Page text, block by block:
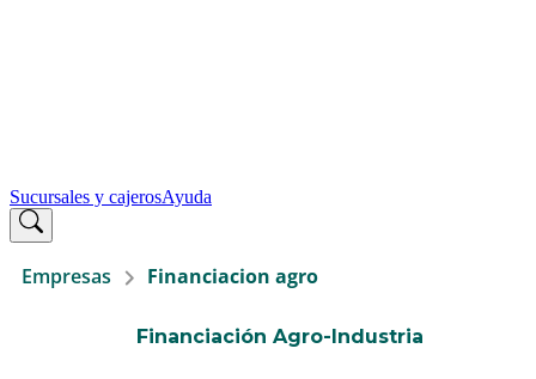
Sucursales y cajerosAyuda
Empresas Financiacion agro
Financiación Agro-Industria